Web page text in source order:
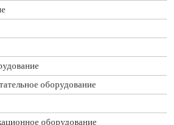
оборудование
оборудование